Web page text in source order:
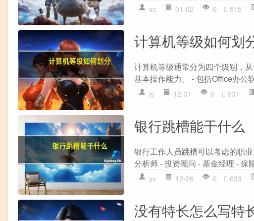
xc 01-02 0 515
计算机等级如何划
计算机等级通常分为四个级别，
基本操作能力。 - 包括Office办公
js 12-31 0 531
银行跳槽能干什么
银行工作人员跳槽可以考虑的职
分析师 - 投资顾问 - 基金经理 - 保
yx 12-26 0 633
没有特长怎么写特